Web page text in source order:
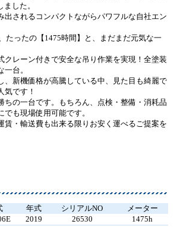
した。
出されるコンパクトながらパワフルな自社エン
たったの【1475時間】と、まだまだ元気な一
クレーン付きで安全な吊り作業を実現！全塗装
台。
、新機価格が高騰している中、見た目も綺麗で
気です！
ちの一台です。もちろん、点検・整備・消耗品
も現場使用可能です。
賃・輸送費も出来る限りお安く運べるご提案を
年式 シリアルNO
メーター
2019 26530 1475h